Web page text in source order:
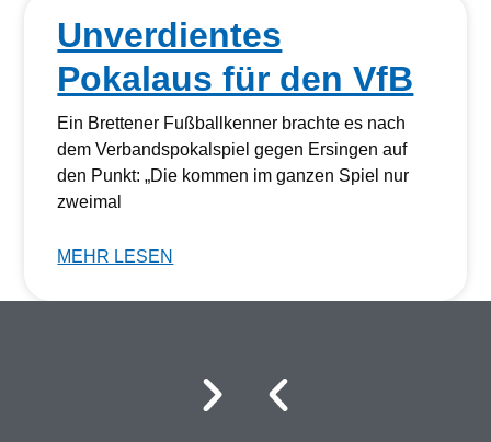
Unverdientes
Pokalaus für den VfB
Ein Brettener Fußballkenner brachte es nach
dem Verbandspokalspiel gegen Ersingen auf
den Punkt: „Die kommen im ganzen Spiel nur
zweimal
MEHR LESEN